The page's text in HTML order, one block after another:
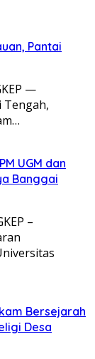
Pantai
—
Tengah,
UGM dan
Banggai
–
Bersejarah
Desa